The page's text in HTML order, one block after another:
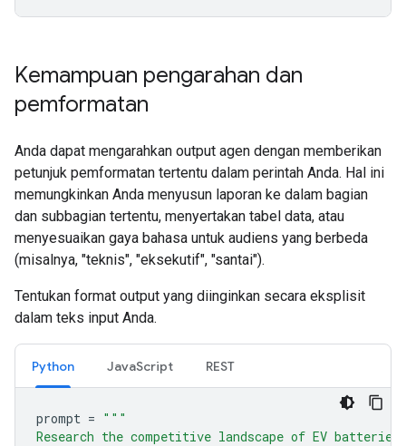
Kemampuan pengarahan dan
pemformatan
Anda dapat mengarahkan output agen dengan memberikan
petunjuk pemformatan tertentu dalam perintah Anda. Hal ini
memungkinkan Anda menyusun laporan ke dalam bagian
dan subbagian tertentu, menyertakan tabel data, atau
menyesuaikan gaya bahasa untuk audiens yang berbeda
(misalnya, "teknis", "eksekutif", "santai").
Tentukan format output yang diinginkan secara eksplisit
dalam teks input Anda.
Python JavaScript REST
prompt = """
Research the competitive landscape of EV batteries.